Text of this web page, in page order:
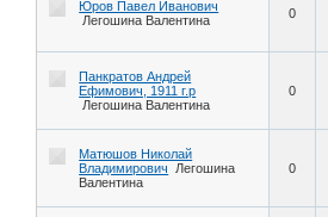
Юров Павел Иванович
Легошина Валентина
0
Панкратов Андрей
Ефимович, 1911 г.р
Легошина Валентина
0
Матюшов Николай
Владимирович
Легошина
Валентина
0